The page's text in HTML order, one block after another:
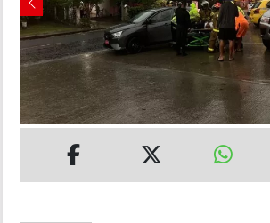
INSÓLITAS
MULTIMEDIA
Previous